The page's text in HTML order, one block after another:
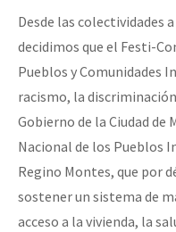
Desde las colectividades
decidimos que el Festi-
Pueblos y Comunidades
racismo, la
Gobierno de la Ciudad
Nacional de los Pueblos
Regino Montes, que por
sostener un sistema de
acceso a la vivienda, la